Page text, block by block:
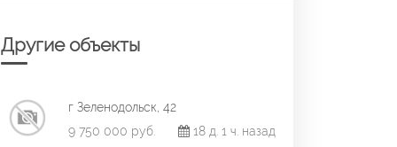
Другие объекты
г Зеленодольск, 42
9 750 000 руб.
18 д. 1 ч. назад